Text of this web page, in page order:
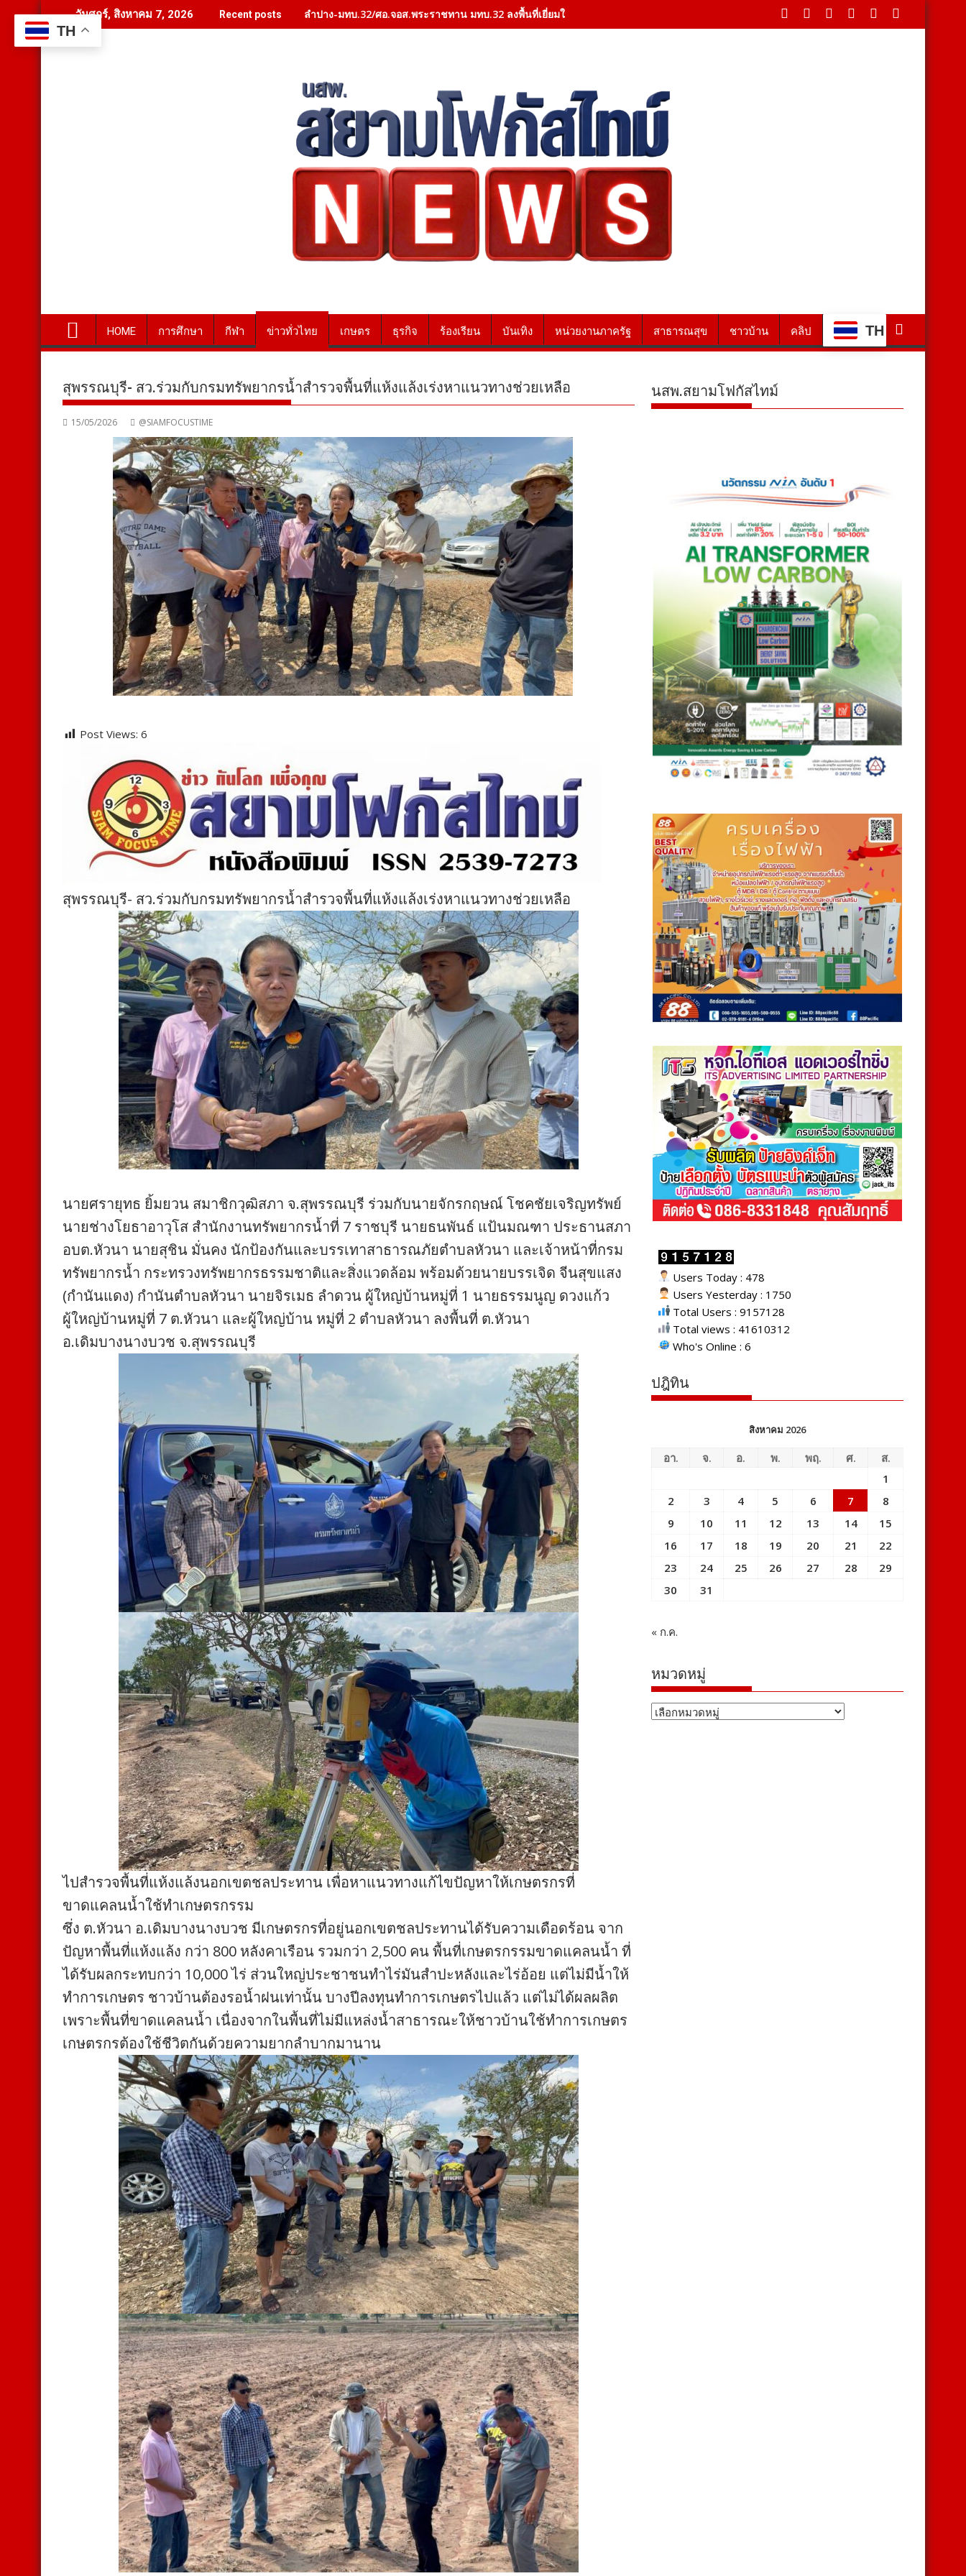
to
content
วันศุกร์, สิงหาคม 7, 2026 Recent posts ลำปาง-มทบ.32/ศอ.จอส.พระราชทาน มทบ.32 ลงพื้นที่เยี่ยมให้กำลังใจผู้ป่วยในพระบรมราชานุเคราะห์
HOME การศึกษา กีฬา ข่าวทั่วไทย เกษตร ธุรกิจ ร้องเรียน บันเทิง หน่วยงานภาครัฐ สาธารณสุข ชาวบ้าน คลิป TH
สุพรรณบุรี- สว.ร่วมกับกรมทรัพยากรน้ำสำรวจพื้นที่แห้งแล้งเร่งหาแนวทางช่วยเหลือ
15/05/2026 @SIAMFOCUSTIME
Post Views: 6
สุพรรณบุรี- สว.ร่วมกับกรมทรัพยากรน้ำสำรวจพื้นที่แห้งแล้งเร่งหาแนวทางช่วยเหลือ
นายศรายุทธ ยิ้มยวน สมาชิกวุฒิสภา จ.สุพรรณบุรี ร่วมกับนายจักรกฤษณ์ โชคชัยเจริญทรัพย์
นายช่างโยธาอาวุโส สำนักงานทรัพยากรน้ำที่ 7 ราชบุรี นายธนพันธ์ แป้นมณฑา ประธานสภา
อบต.หัวนา นายสุชิน มั่นคง นักป้องกันและบรรเทาสาธารณภัยตำบลหัวนา และเจ้าหน้าที่กรม
ทรัพยากรน้ำ กระทรวงทรัพยากรธรรมชาติและสิ่งแวดล้อม พร้อมด้วยนายบรรเจิด จีนสุขแสง
(กำนันแดง) กำนันตำบลหัวนา นายจิรเมธ ลำดวน ผู้ใหญ่บ้านหมู่ที่ 1 นายธรรมนูญ ดวงแก้ว
ผู้ใหญ่บ้านหมู่ที่ 7 ต.หัวนา และผู้ใหญ่บ้าน หมู่ที่ 2 ตำบลหัวนา ลงพื้นที่ ต.หัวนา
อ.เดิมบางนางบวช จ.สุพรรณบุรี
ไปสำรวจพื้นที่แห้งแล้งนอกเขตชลประทาน เพื่อหาแนวทางแก้ไขปัญหาให้เกษตรกรที่
ขาดแคลนน้ำใช้ทำเกษตรกรรม
ซึ่ง ต.หัวนา อ.เดิมบางนางบวช มีเกษตรกรที่อยู่นอกเขตชลประทานได้รับความเดือดร้อน จาก
ปัญหาพื้นที่แห้งแล้ง กว่า 800 หลังคาเรือน รวมกว่า 2,500 คน พื้นที่เกษตรกรรมขาดแคลนน้ำ ที่
ได้รับผลกระทบกว่า 10,000 ไร่ ส่วนใหญ่ประชาชนทำไร่มันสำปะหลังและไร่อ้อย แต่ไม่มีน้ำให้
ทำการเกษตร ชาวบ้านต้องรอน้ำฝนเท่านั้น บางปีลงทุนทำการเกษตรไปแล้ว แต่ไม่ได้ผลผลิต
เพราะพื้นที่ขาดแคลนน้ำ เนื่องจากในพื้นที่ไม่มีแหล่งน้ำสาธารณะให้ชาวบ้านใช้ทำการเกษตร
เกษตรกรต้องใช้ชีวิตกันด้วยความยากลำบากมานาน
นสพ.สยามโฟกัสไทม์
Users Today : 478
Users Yesterday : 1750
Total Users : 9157128
Total views : 41610312
Who's Online : 6
ปฎิทิน
สิงหาคม 2026
อา. จ. อ. พ. พฤ. ศ.
ส.
1
2
3 4 5 6 7
8
9
10 11 12 13 14
15
16
17 18 19 20 21
22
23
24 25 26 27 28
29
30
31
« ก.ค.
หมวดหมู่
หมวด
TH